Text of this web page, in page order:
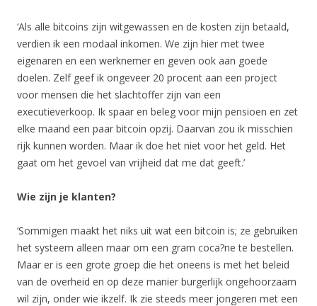
‘Als alle bitcoins zijn witgewassen en de kosten zijn betaald,
verdien ik een modaal inkomen. We zijn hier met twee
eigenaren en een werknemer en geven ook aan goede
doelen. Zelf geef ik ongeveer 20 procent aan een project
voor mensen die het slachtoffer zijn van een
executieverkoop. Ik spaar en beleg voor mijn pensioen en zet
elke maand een paar bitcoin opzij. Daarvan zou ik misschien
rijk kunnen worden. Maar ik doe het niet voor het geld. Het
gaat om het gevoel van vrijheid dat me dat geeft.’
Wie zijn je klanten?
‘Sommigen maakt het niks uit wat een bitcoin is; ze gebruiken
het systeem alleen maar om een gram coca?ne te bestellen.
Maar er is een grote groep die het oneens is met het beleid
van de overheid en op deze manier burgerlijk ongehoorzaam
wil zijn, onder wie ikzelf. Ik zie steeds meer jongeren met een